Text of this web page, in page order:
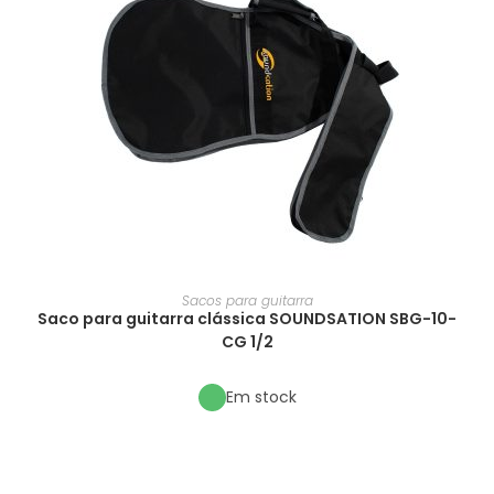
Sacos para guitarra
Saco para guitarra clássica SOUNDSATION SBG-10-
CG 1/2
Em stock